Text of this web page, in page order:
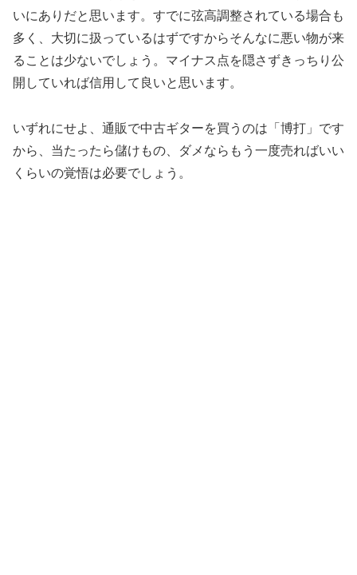
いにありだと思います。すでに弦高調整されている場合も
多く、大切に扱っているはずですからそんなに悪い物が来
ることは少ないでしょう。マイナス点を隠さずきっちり公
開していれば信用して良いと思います。
いずれにせよ、通販で中古ギターを買うのは「博打」です
から、当たったら儲けもの、ダメならもう一度売ればいい
くらいの覚悟は必要でしょう。